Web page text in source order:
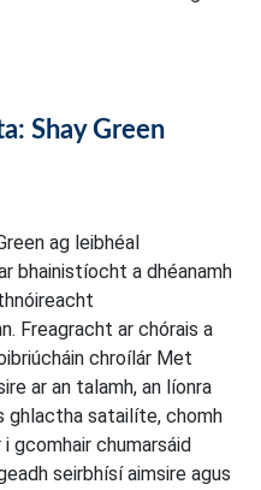
Shay Green
ag leibhéal
bhainistíocht a dhéanamh
Freagracht ar chórais a
chroílár Met
ar an talamh, an líonra
ghlactha satailíte, chomh
gcomhair chumarsáid
seirbhísí aimsire agus